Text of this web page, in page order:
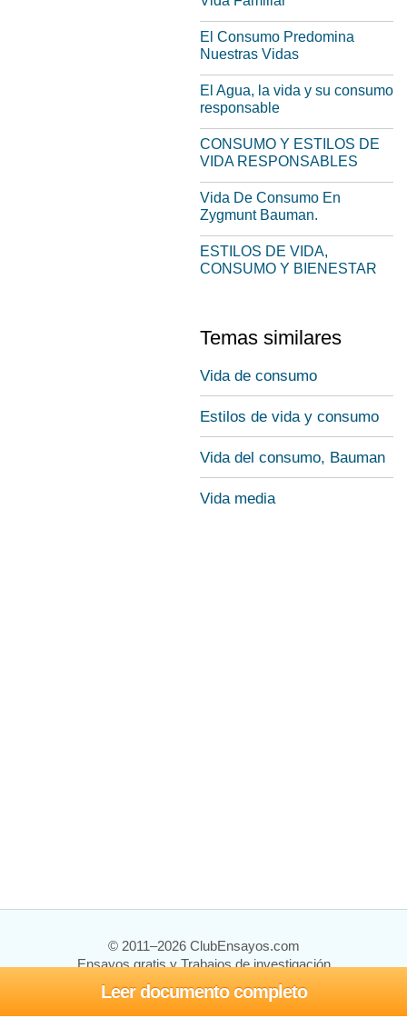
Leer documento completo
El Consumo Predomina
Nuestras Vidas
El Agua, la vida y su consumo
responsable
CONSUMO Y ESTILOS DE
VIDA RESPONSABLES
Vida De Consumo En
Zygmunt Bauman.
ESTILOS DE VIDA,
CONSUMO Y BIENESTAR
Temas similares
Vida de consumo
Estilos de vida y consumo
Vida del consumo, Bauman
Vida media
© 2011–2026 ClubEnsayos.com
Ensayos gratis y Trabajos de investigación